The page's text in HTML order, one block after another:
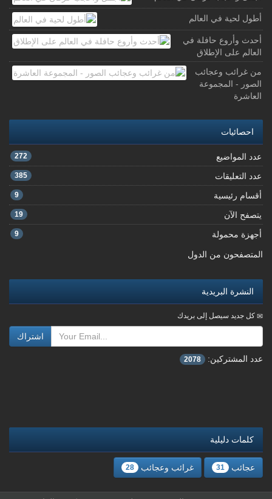
أطول لحية في العالم
أحدث وأروع حافلة في
العالم على الإطلاق
من غرائب وعجائب
الصور - المجموعة
العاشرة
احصائيات
عدد المواضيع 272
عدد التعليقات 385
أقسام رئيسية 9
يتصفح الآن 19
أجهزة محمولة 9
المتصفحون من الدول
النشرة البريدية
كل جديد سيصل إلى بريدك
اشتراك
عدد المشتركين: 2078
كلمات دليلية
عجائب 31 غرائب وعجائب 28